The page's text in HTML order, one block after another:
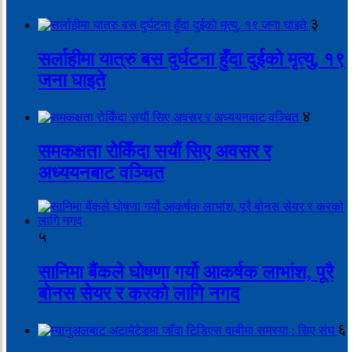
३
सर्लाहीमा यात्रु बस दुर्घटना हुँदा दुईको मृत्यु, १९
जना घाइते
४
समकक्षता रोकिँदा सयौं सिए अवसर र
अध्ययनबाट वञ्चित
५
सानिमा बैंकले घोषणा गर्यो आकर्षक लाभांश, पूरै
बोनस सेयर र करको लागि नगद
६